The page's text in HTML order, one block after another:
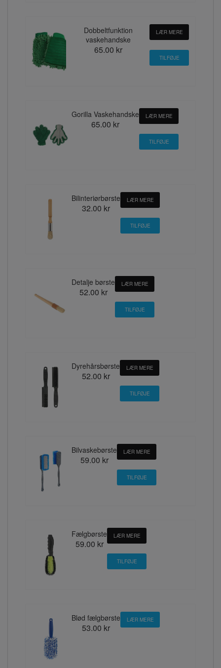
Dobbeltfunktion
vaskehandske
65.00 kr
LÆR MERE
Gorilla Vaskehandske
65.00 kr
LÆR MERE
Bilinteriørbørste
32.00 kr
LÆR MERE
Detalje børste
52.00 kr
LÆR MERE
Dyrehårsbørste
52.00 kr
LÆR MERE
Bilvaskebørste
59.00 kr
LÆR MERE
Fælgbørste
59.00 kr
LÆR MERE
Blød fælgbørste
53.00 kr
LÆR MERE